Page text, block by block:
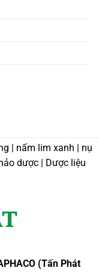
| nấm lim xanh | nụ
dược | Dược liệu
(Tấn Phát